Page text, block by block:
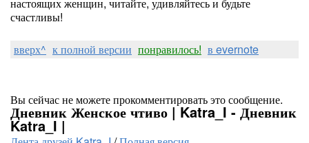
счастливы!
вверх^ к полной версии понравилось! в evernote
Вы сейчас не можете прокомментировать это сообщение.
Дневник Женское чтиво | Katra_I - Дневник
Katra_I |